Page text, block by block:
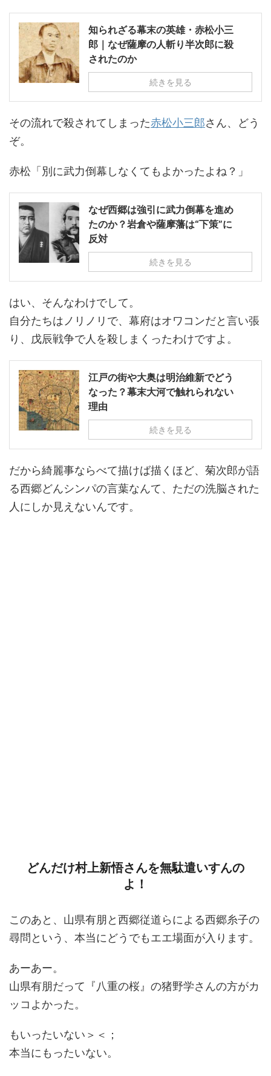
知られざる幕末の英雄・赤松小三
郎｜なぜ薩摩の人斬り半次郎に殺
されたのか
続きを見る
その流れで殺されてしまった赤松小三郎さん、どう
ぞ。
赤松「別に武力倒幕しなくてもよかったよね？」
なぜ西郷は強引に武力倒幕を進め
たのか？岩倉や薩摩藩は“下策”に
反対
続きを見る
はい、そんなわけでして。
自分たちはノリノリで、幕府はオワコンだと言い張
り、戊辰戦争で人を殺しまくったわけですよ。
江戸の街や大奥は明治維新でどう
なった？幕末大河で触れられない
理由
続きを見る
だから綺麗事ならべて描けば描くほど、菊次郎が語
る西郷どんシンパの言葉なんて、ただの洗脳された
人にしか見えないんです。
どんだけ村上新悟さんを無駄遣いすんの
よ！
このあと、山県有朋と西郷従道らによる西郷糸子の
尋問という、本当にどうでもエエ場面が入ります。
あーあー。
山県有朋だって『八重の桜』の猪野学さんの方がカ
ッコよかった。
もいったいない＞＜；
本当にもったいない。